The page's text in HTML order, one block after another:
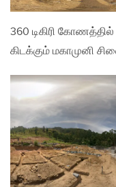
360 டிகிரி
கிடக்கும் மகாமுனி